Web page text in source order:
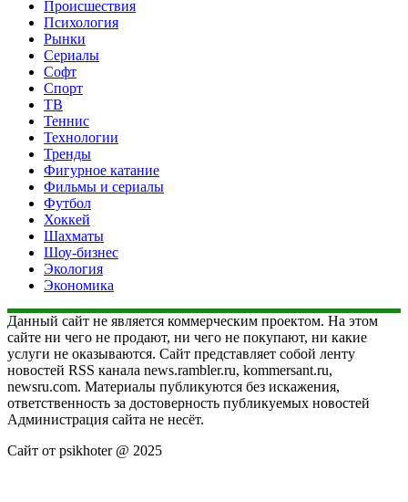
Происшествия
Психология
Рынки
Сериалы
Софт
Спорт
ТВ
Теннис
Технологии
Тренды
Фигурное катание
Фильмы и сериалы
Футбол
Хоккей
Шахматы
Шоу-бизнес
Экология
Экономика
Данный сайт не является коммерческим проектом. На этом
сайте ни чего не продают, ни чего не покупают, ни какие
услуги не оказываются. Сайт представляет собой ленту
новостей RSS канала news.rambler.ru, kommersant.ru,
newsru.com. Материалы публикуются без искажения,
ответственность за достоверность публикуемых новостей
Администрация сайта не несёт.
Сайт от psikhoter @ 2025